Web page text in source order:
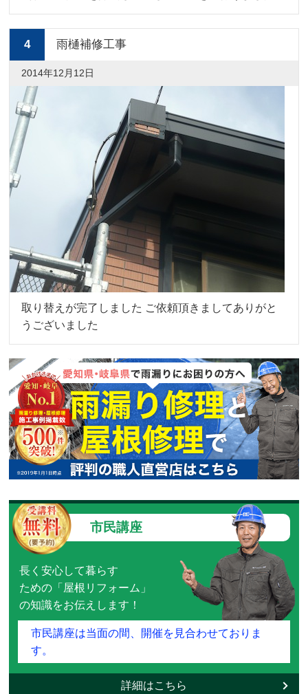
4 雨樋補修工事
2014年12月12日
取り替えが完了しました ご依頼頂きましてありがと
うございました
市民講座
長く安心して暮らす
ための「屋根リフォーム」
の知識をお伝えします！
市民講座は当面の間、開催を見合わせておりま
す。
詳細はこちら